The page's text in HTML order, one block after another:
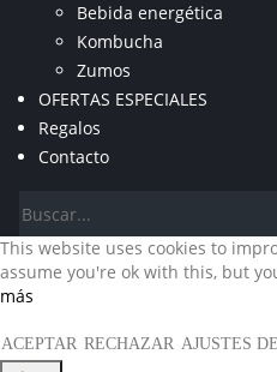
Bebida energética
Kombucha
Zumos
OFERTAS ESPECIALES
Regalos
Contacto
This website uses cookies to
assume you're ok with this, but
más
ACEPTAR RECHAZAR AJUSTES